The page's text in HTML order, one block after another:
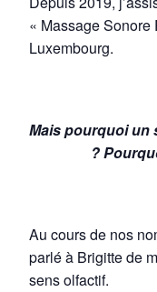
« Massage Sonore
Luxembourg.
Mais pourquoi un
?
Au cours de nos
parlé à Brigitte de
sens olfactif.